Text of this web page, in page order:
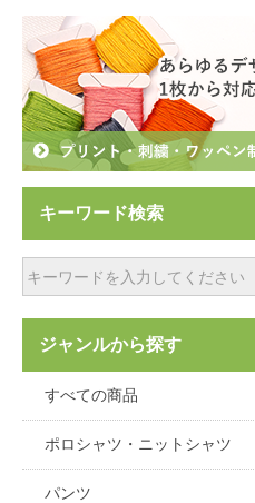
キーワード検索
ジャンルから探す
すべての商品
ポロシャツ・ニットシャツ
パンツ